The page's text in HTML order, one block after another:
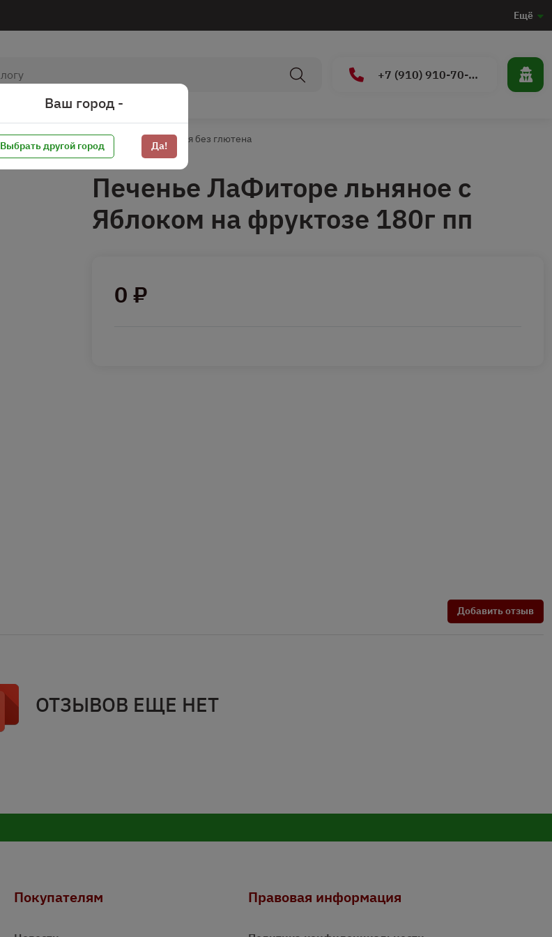
Ещё
+7 (910) 910-70-15
Без глютена Кондитерские изделия без глютена
Печенье ЛаФиторе льняное с
Яблоком на фруктозе 180г пп
0 ₽
Добавить отзыв
ОТЗЫВОВ ЕЩЕ НЕТ
Покупателям Правовая информация
Ваш город -
Выбрать другой город Да!